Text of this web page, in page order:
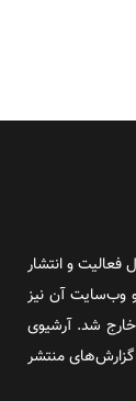
اینترنتی بود که پس از طول ۱۲ سال فعالیت و انتشار
داد و وب‌سایت آن نیز
شد. آرشیوی
منتشر